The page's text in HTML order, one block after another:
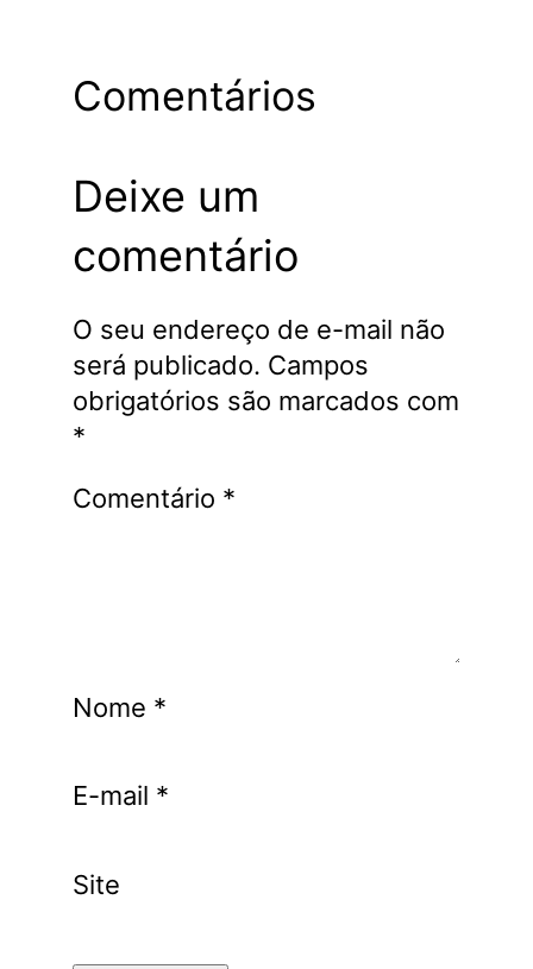
Comentários
Deixe um
comentário
O seu endereço de e-mail não
será publicado. Campos
obrigatórios são marcados com
*
Comentário *
Nome *
E-mail *
Site